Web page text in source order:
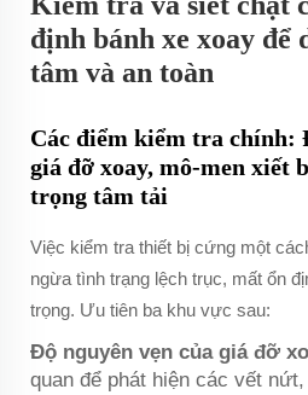
định bánh xe xoay để
tâm và an toàn
Các điểm kiểm tra chính:
giá đỡ xoay, mô-men xiết
trọng tâm tải
Việc kiểm tra thiết bị cứng một
ngừa tình trạng lệch trục, mất ổn
trọng. Ưu tiên ba khu vực sau:
Độ nguyên vẹn của giá đỡ
quan để phát hiện các vết